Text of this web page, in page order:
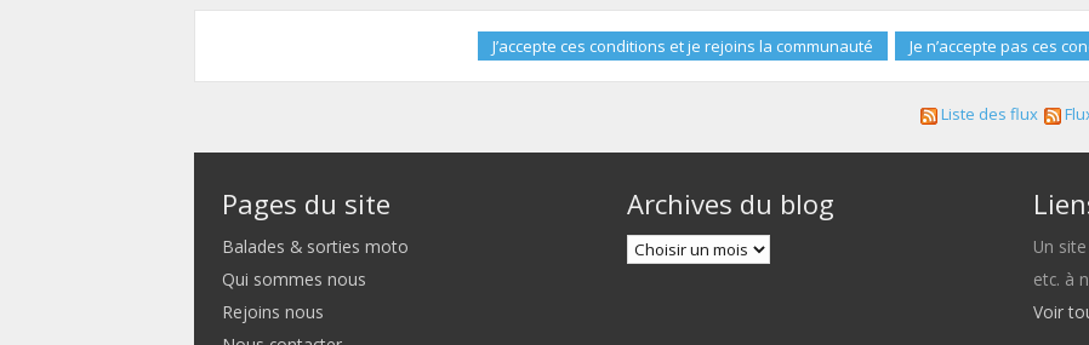
Liste des flux
Pages du site
Balades & sorties moto
Qui sommes nous
Rejoins nous
Archives du blog
Un
etc. à
Voir